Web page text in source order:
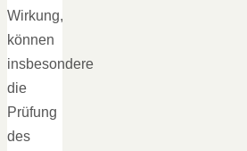
Wirkung,
können
insbesondere
die
Prüfung
des